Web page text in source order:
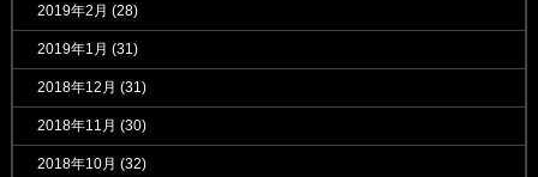
2019年2月 (28)
2019年1月 (31)
2018年12月 (31)
2018年11月 (30)
2018年10月 (32)